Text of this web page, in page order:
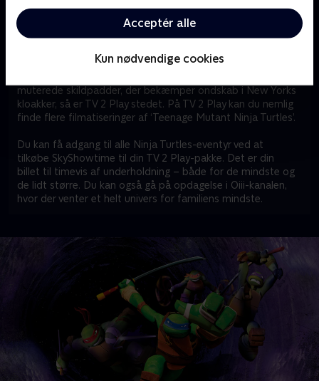
Acceptér alle
Kun nødvendige cookies
verden – som Universal Pictures, Paramount Pictures,
Nickelodeon og DreamWorks.
muterede skildpadder, der bekæmper ondskab i New Yorks
kloakker, så er TV 2 Play stedet. På TV 2 Play kan du nemlig
finde flere filmatiseringer af ‘Teenage Mutant Ninja Turtles’.
Du kan få adgang til alle Ninja Turtles-eventyr ved at
tilkøbe SkyShowtime til din TV 2 Play-pakke. Det er din
billet til timevis af underholdning – både for de mindste og
de lidt større. Du kan også gå på opdagelse i Oiii-kanalen,
hvor der venter et helt univers for familiens mindste.